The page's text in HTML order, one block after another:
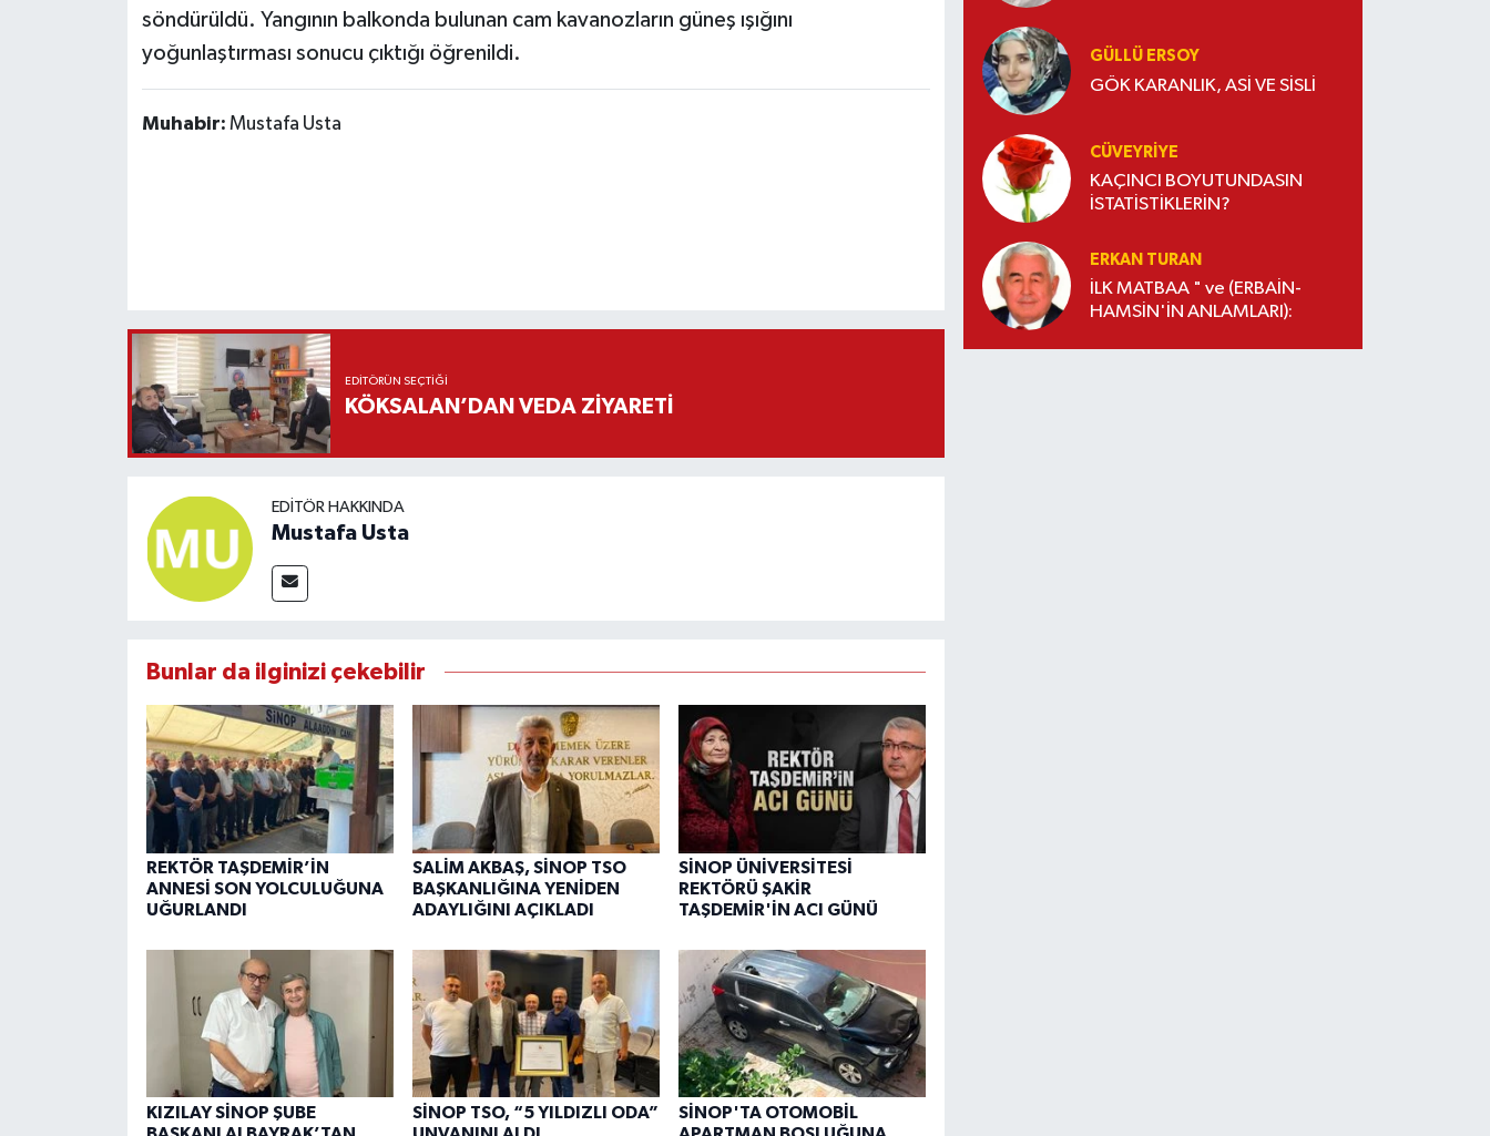
söndürüldü. Yangının balkonda bulunan cam kavanozların güneş ışığını
yoğunlaştırması sonucu çıktığı öğrenildi.
Muhabir: Mustafa Usta
EDITÖRÜN SEÇTIĞI
KÖKSALAN’DAN VEDA ZİYARETİ
EDITÖR HAKKINDA
Mustafa Usta
Bunlar da ilginizi çekebilir
REKTÖR TAŞDEMİR’İN
ANNESİ SON YOLCULUĞUNA
UĞURLANDI
SALİM AKBAŞ, SİNOP TSO
BAŞKANLIĞINA YENİDEN
ADAYLIĞINI AÇIKLADI
SİNOP ÜNİVERSİTESİ
REKTÖRÜ ŞAKİR
TAŞDEMİR'İN ACI GÜNÜ
KIZILAY SİNOP ŞUBE
SİNOP TSO, “5 YILDIZLI ODA”
SİNOP'TA OTOMOBİL
GÜLLÜ ERSOY
GÖK KARANLIK, ASİ VE SİSLİ
CÜVEYRIYE
KAÇINCI BOYUTUNDASIN
İSTATİSTİKLERİN?
ERKAN TURAN
İLK MATBAA " ve (ERBAİN-
HAMSİN'İN ANLAMLARI):